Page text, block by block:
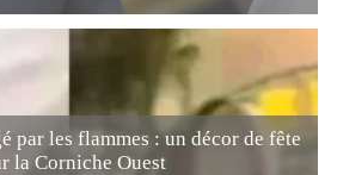
par les flammes : un décor de fête
la Corniche Ouest